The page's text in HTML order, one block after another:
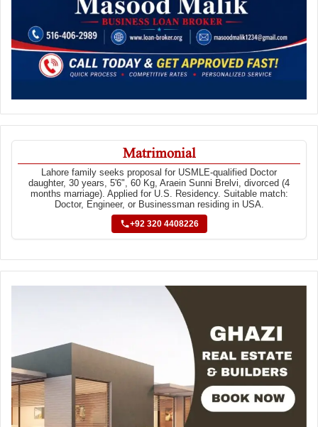
Matrimonial
Lahore family seeks proposal for USMLE-qualified Doctor
daughter, 30 years, 5'6", 60 Kg, Araein Sunni Brelvi, divorced (4
months marriage). Applied for U.S. Residency. Suitable match:
Doctor, Engineer, or Businessman residing in USA.
+92 320 4408226